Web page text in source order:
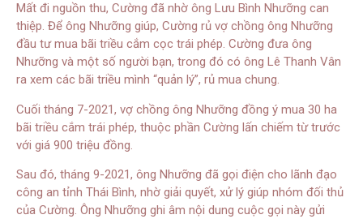
Mất đi nguồn thu, Cường đã nhờ ông Lưu Bình Nhưỡng can
thiệp. Để ông Nhưỡng giúp, Cường rủ vợ chồng ông Nhưỡng
đầu tư mua bãi triều cắm cọc trái phép. Cường đưa ông
Nhưỡng và một số người bạn, trong đó có ông Lê Thanh Vân
ra xem các bãi triều mình “quản lý”, rủ mua chung.
Cuối tháng 7-2021, vợ chồng ông Nhưỡng đồng ý mua 30 ha
bãi triều cắm trái phép, thuộc phần Cường lấn chiếm từ trước
với giá 900 triệu đồng.
Sau đó, tháng 9-2021, ông Nhưỡng đã gọi điện cho lãnh đạo
công an tỉnh Thái Bình, nhờ giải quyết, xử lý giúp nhóm đối thủ
của Cường. Ông Nhưỡng ghi âm nội dung cuộc gọi này gửi